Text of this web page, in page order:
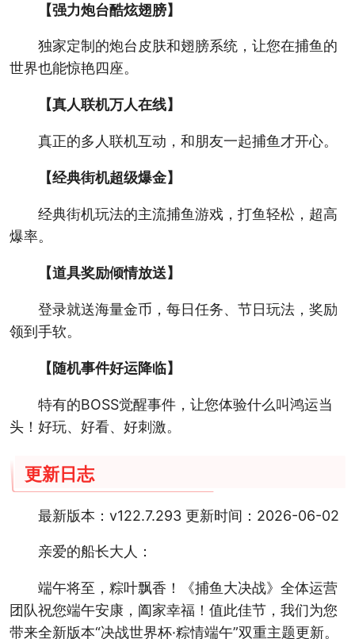
【强力炮台酷炫翅膀】
独家定制的炮台皮肤和翅膀系统，让您在捕鱼的
世界也能惊艳四座。
【真人联机万人在线】
真正的多人联机互动，和朋友一起捕鱼才开心。
【经典街机超级爆金】
经典街机玩法的主流捕鱼游戏，打鱼轻松，超高
爆率。
【道具奖励倾情放送】
登录就送海量金币，每日任务、节日玩法，奖励
领到手软。
【随机事件好运降临】
特有的BOSS觉醒事件，让您体验什么叫鸿运当
头！好玩、好看、好刺激。
更新日志
最新版本：v122.7.293 更新时间：2026-06-02
亲爱的船长大人：
端午将至，粽叶飘香！《捕鱼大决战》全体运营
团队祝您端午安康，阖家幸福！值此佳节，我们为您
带来全新版本“决战世界杯·粽情端午”双重主题更新。